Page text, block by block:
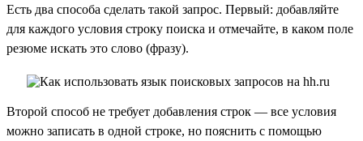
Есть два способа сделать такой запрос. Первый: добавляйте
для каждого условия строку поиска и отмечайте, в каком поле
резюме искать это слово (фразу).
Второй способ не требует добавления строк — все условия
можно записать в одной строке, но пояснить с помощью